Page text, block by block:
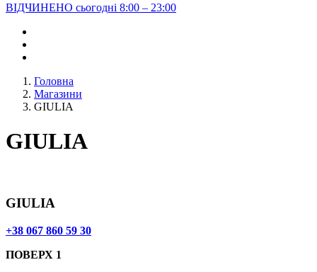
ВІДЧИНЕНО сьогодні 8:00 – 23:00
Головна
Магазини
GIULIA
GIULIA
GIULIA
+38 067 860 59 30
ПОВЕРХ 1